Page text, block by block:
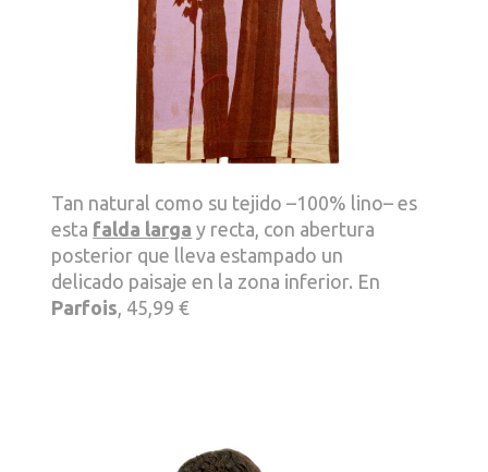
Tan natural como su tejido –100% lino– es
esta falda larga y recta, con abertura
posterior que lleva estampado un
delicado paisaje en la zona inferior. En
Parfois, 45,99 €